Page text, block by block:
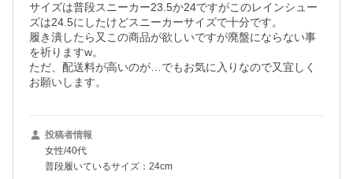
サイズは普段スニーカー23.5か24ですがこのレインシュー
ズは24.5にしたけどスニーカーサイズで十分です。
履き潰したら又この商品が欲しいですが廃盤にならない事
を祈りますw。
ただ、配送料が高いのが…でもお気に入りなので又宜しく
お願いします。
投稿者情報
女性/40代
普段履いているサイズ：24cm